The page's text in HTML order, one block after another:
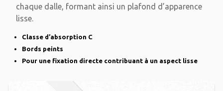
chaque dalle, formant ainsi un plafond d’apparence
lisse.
Classe d’absorption C
Bords peints
Pour une fixation directe contribuant à un aspect lisse